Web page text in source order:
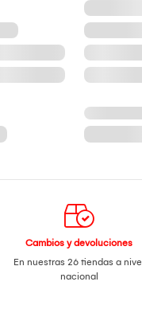
Cambios y devoluciones
En nuestras 26 tiendas a nivel
nacional